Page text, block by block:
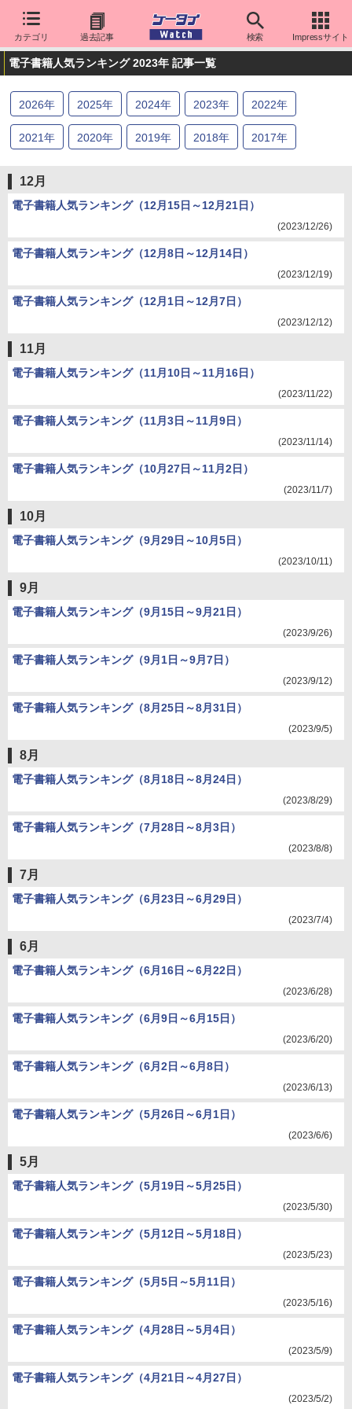
カテゴリ 過去記事 検索 Impressサイト
電子書籍人気ランキング 2023年 記事一覧
2026年 2025年 2024年 2023年 2022年
2021年 2020年 2019年 2018年 2017年
12月
電子書籍人気ランキング（12月15日～12月21日）
(2023/12/26)
電子書籍人気ランキング（12月8日～12月14日）
(2023/12/19)
電子書籍人気ランキング（12月1日～12月7日）
(2023/12/12)
11月
電子書籍人気ランキング（11月10日～11月16日）
(2023/11/22)
電子書籍人気ランキング（11月3日～11月9日）
(2023/11/14)
電子書籍人気ランキング（10月27日～11月2日）
(2023/11/7)
10月
電子書籍人気ランキング（9月29日～10月5日）
(2023/10/11)
9月
電子書籍人気ランキング（9月15日～9月21日）
(2023/9/26)
電子書籍人気ランキング（9月1日～9月7日）
(2023/9/12)
電子書籍人気ランキング（8月25日～8月31日）
(2023/9/5)
8月
電子書籍人気ランキング（8月18日～8月24日）
(2023/8/29)
電子書籍人気ランキング（7月28日～8月3日）
(2023/8/8)
7月
電子書籍人気ランキング（6月23日～6月29日）
(2023/7/4)
6月
電子書籍人気ランキング（6月16日～6月22日）
(2023/6/28)
電子書籍人気ランキング（6月9日～6月15日）
(2023/6/20)
電子書籍人気ランキング（6月2日～6月8日）
(2023/6/13)
電子書籍人気ランキング（5月26日～6月1日）
(2023/6/6)
5月
電子書籍人気ランキング（5月19日～5月25日）
(2023/5/30)
電子書籍人気ランキング（5月12日～5月18日）
(2023/5/23)
電子書籍人気ランキング（5月5日～5月11日）
(2023/5/16)
電子書籍人気ランキング（4月28日～5月4日）
(2023/5/9)
電子書籍人気ランキング（4月21日～4月27日）
(2023/5/2)